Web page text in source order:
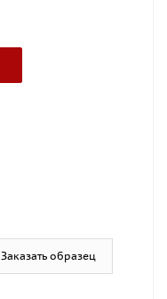
Заказать образец